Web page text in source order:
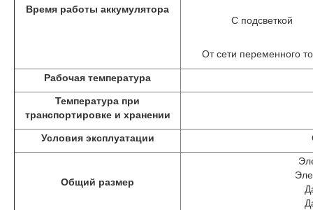
Время работы аккумулятора
С подсветкой
От сети переменного
Рабочая температура
Температура при
транспортировке и хранении
Условия эксплуатации
Общий размер